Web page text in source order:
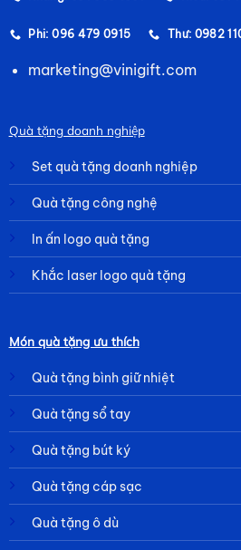
Phi: 096 479 0915 Thư: 0982
marketing@vinigift.com
Quà tặng doanh nghiệp
Set quà tặng doanh nghiệp
Quà tặng công nghệ
In ấn logo quà tặng
Khắc laser logo quà tặng
Món quà tặng ưu thích
Quà tặng bình giữ nhiệt
Quà tặng sổ tay
Quà tặng bút ký
Quà tặng cáp sạc
Quà tặng ô dù